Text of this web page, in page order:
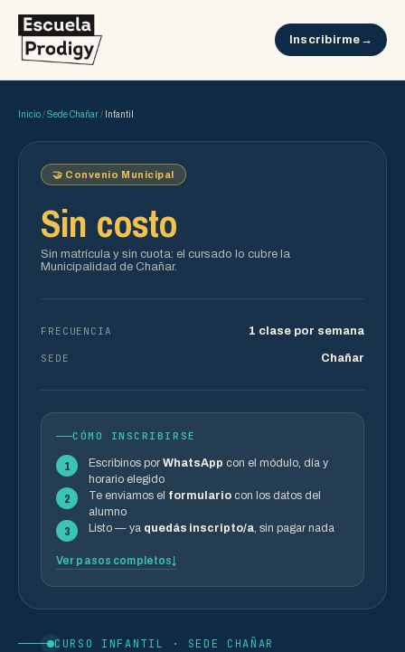
Inscribirme
Inicio/Sede Chañar/ Infantil
CURSO INFANTIL · SEDE CHAÑAR
🤝 Convenio Municipal
Sin costo
Sin matrícula y sin cuota: el cursado lo cubre la
Municipalidad de Chañar.
FRECUENCIA 1 clase por semana
SEDE Chañar
CÓMO INSCRIBIRSE
1 Escribinos por WhatsApp con el módulo, día y
horario elegido
2 Te enviamos el formulario con los datos del
alumno
3 Listo — ya quedás inscripto/a, sin pagar nada
Ver pasos completos